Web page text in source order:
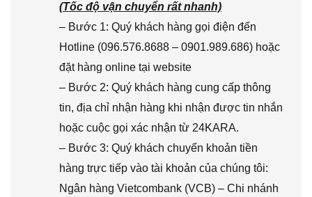
(Tốc độ vận chuyển rất nhanh)
– Bước 1: Quý khách hàng gọi điện đến
Hotline (096.576.8688 – 0901.989.686) hoặc
đặt hàng online tại website
– Bước 2: Quý khách hàng cung cấp thông
tin, địa chỉ nhận hàng khi nhận được tin nhắn
hoặc cuộc gọi xác nhận từ 24KARA.
– Bước 3: Quý khách chuyển khoản tiền
hàng trực tiếp vào tài khoản của chúng tôi:
Ngân hàng Vietcombank (VCB) – Chi nhánh